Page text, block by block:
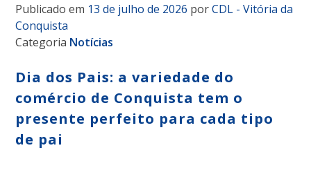
Publicado em 13 de julho de 2026 porCDL - Vitória da
Conquista
Categoria Notícias
Dia dos Pais: a variedade do
comércio de Conquista tem o
presente perfeito para cada tipo
de pai